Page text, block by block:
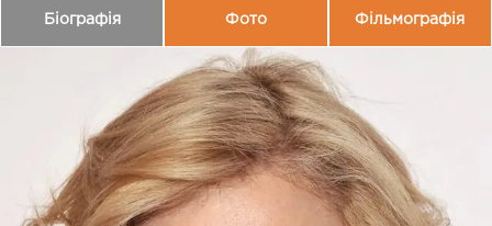
Біографія Фото Фільмографія